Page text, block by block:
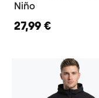
Niño
27,99 €